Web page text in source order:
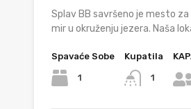
Splav BB savršeno je mesto
mir u okruženju jezera. Naša
Spavaće Sobe
1
Kupatila
1